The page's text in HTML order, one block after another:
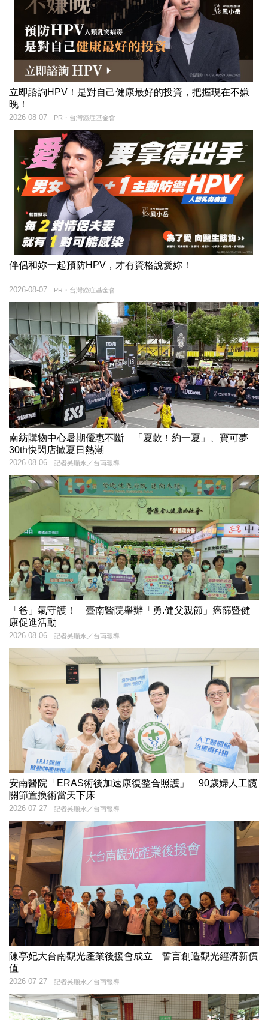
立即諮詢HPV！是對自己健康最好的投資，把握現在不嫌
晚！
PR・台灣癌症基金會
2026-08-07
伴侶和妳一起預防HPV，才有資格說愛妳！
PR・台灣癌症基金會
2026-08-07
南紡購物中心暑期優惠不斷 「夏款！約一夏」、寶可夢
30th快閃店掀夏日熱潮
記者吳順永／台南報導
2026-08-06
「爸」氣守護！ 臺南醫院舉辦「勇.健父親節」癌篩暨健
康促進活動
記者吳順永／台南報導
2026-08-06
安南醫院「ERAS術後加速康復整合照護」 90歲婦人工髖
關節置換術當天下床
記者吳順永／台南報導
2026-07-27
陳亭妃大台南觀光產業後援會成立 誓言創造觀光經濟新價
值
記者吳順永／台南報導
2026-07-27